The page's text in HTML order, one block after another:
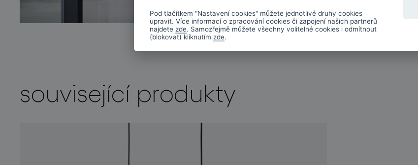
související produkty
Pod tlačítkem "Nastavení cookies" můžete jednotlivé druhy cookies
upravit. Více informací o zpracování cookies či zapojení našich partnerů
najdete zde. Samozřejmě můžete všechny volitelné cookies i odmítnout
(blokovat) kliknutím zde.